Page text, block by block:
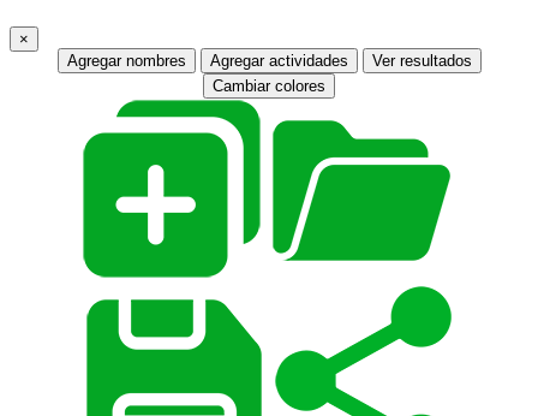
×
Agregar nombres
Agregar actividades
Ver resultados
Cambiar colores